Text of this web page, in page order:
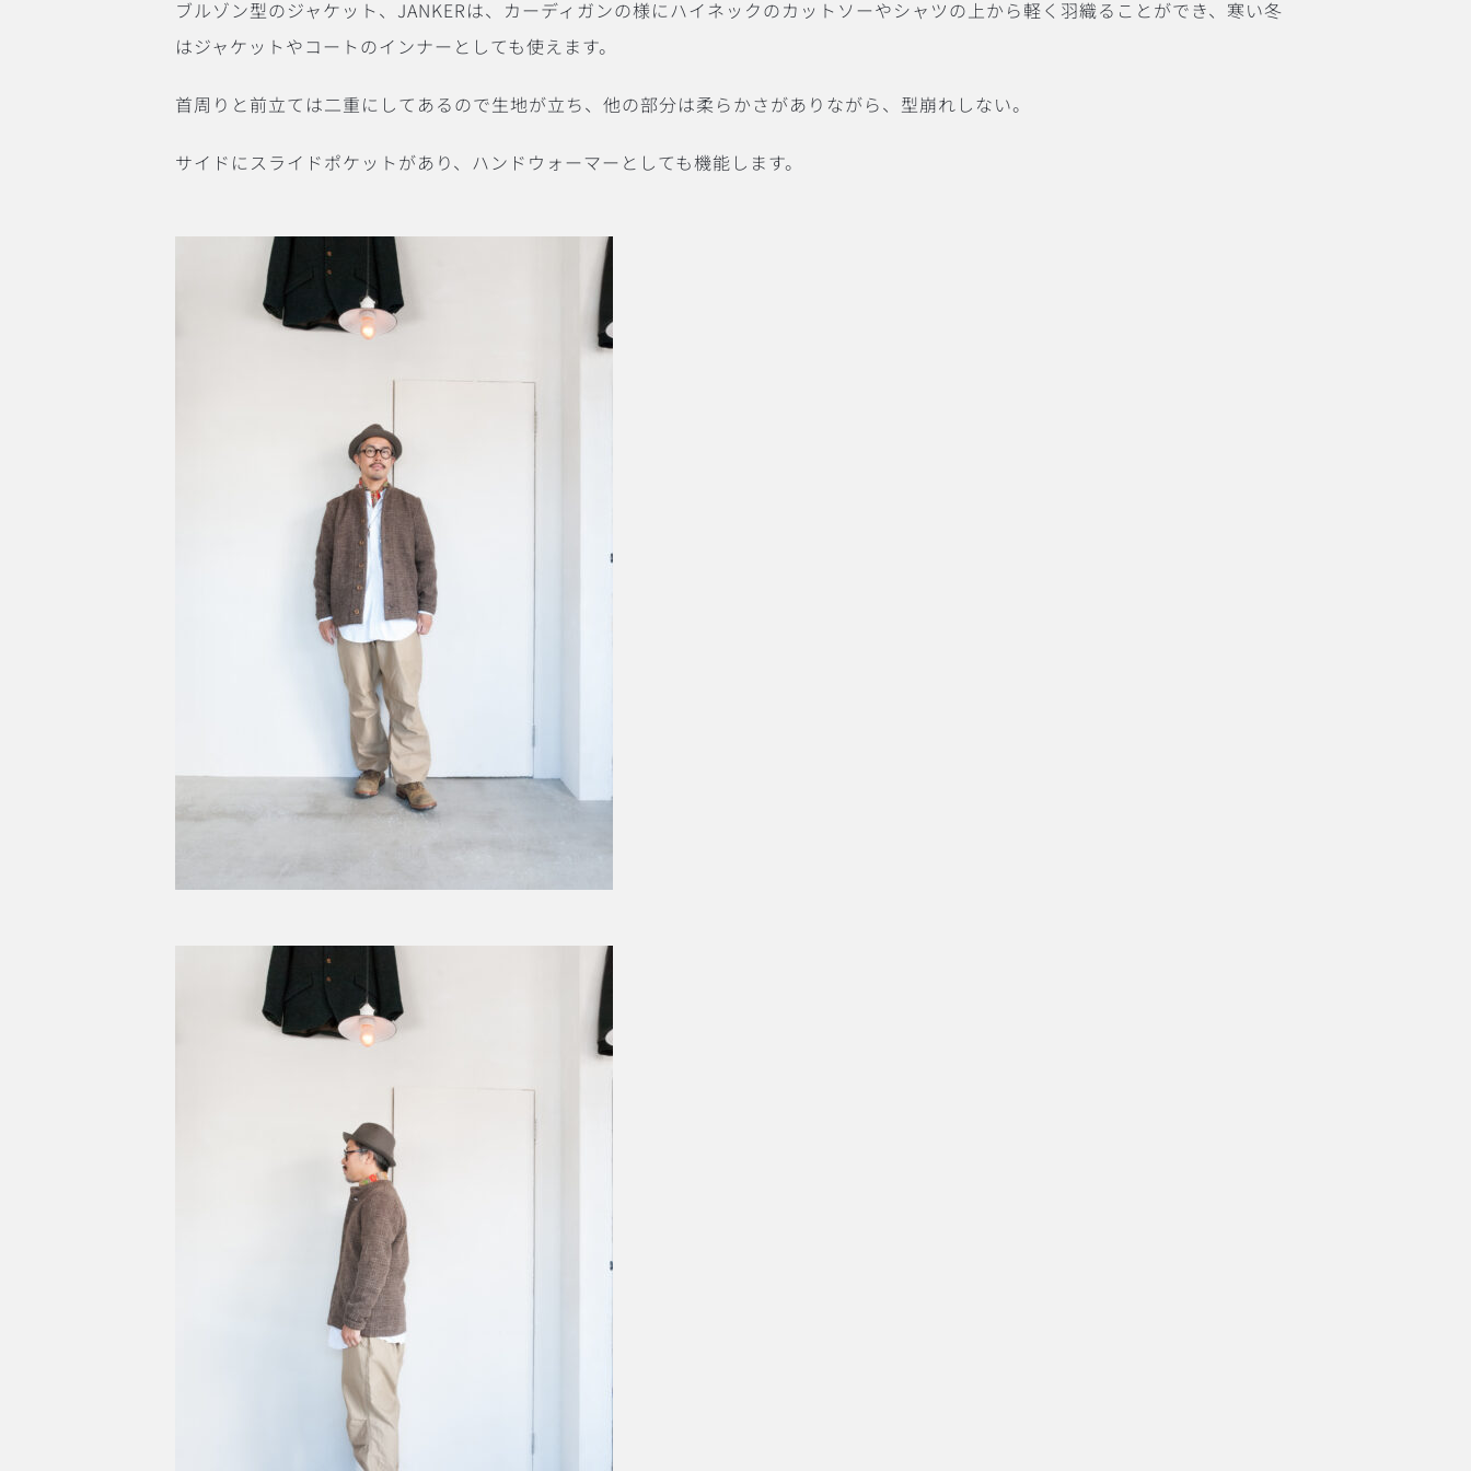
ブルゾン型のジャケット、JANKERは、カーディガンの様にハイネックのカットソーやシャツの上から軽く羽織ることができ、寒い冬
はジャケットやコートのインナーとしても使えます。
首周りと前立ては二重にしてあるので生地が立ち、他の部分は柔らかさがありながら、型崩れしない。
サイドにスライドポケットがあり、ハンドウォーマーとしても機能します。